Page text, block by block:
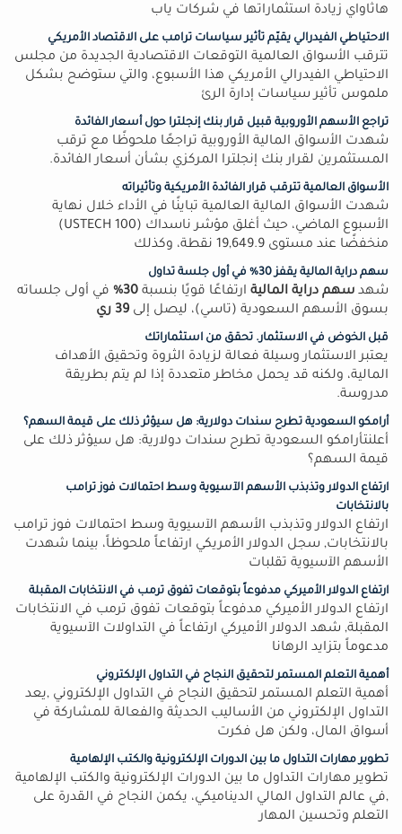
هاثاواي زيادة استثماراتها في شركات ياب
الاحتياطي الفيدرالي يقيّم تأثير سياسات ترامب على الاقتصاد الأمريكي
تترقب الأسواق العالمية التوقعات الاقتصادية الجديدة من مجلس
الاحتياطي الفيدرالي الأمريكي هذا الأسبوع، والتي ستوضح بشكل
ملموس تأثير سياسات إدارة الرئ
تراجع الأسهم الأوروبية قبيل قرار بنك إنجلترا حول أسعار الفائدة
شهدت الأسواق المالية الأوروبية تراجعًا ملحوظًا مع ترقب
المستثمرين لقرار بنك إنجلترا المركزي بشأن أسعار الفائدة.
الأسواق العالمية تترقب قرار الفائدة الأمريكية وتأثيراته
شهدت الأسواق المالية العالمية تباينًا في الأداء خلال نهاية
الأسبوع الماضي، حيث أغلق مؤشر ناسداك (USTECH 100)
منخفضًا عند مستوى 19,649.9 نقطة، وكذلك
سهم دراية المالية يقفز 30% في أول جلسة تداول
شهد سهم دراية المالية ارتفاعًا قويًا بنسبة 30%
في أولى جلساته
بسوق الأسهم السعودية (تاسي)، ليصل إلى 39 ري
قبل الخوض في الاستثمار. تحقق من استثماراتك
يعتبر الاستثمار وسيلة فعالة لزيادة الثروة وتحقيق الأهداف
المالية، ولكنه قد يحمل مخاطر متعددة إذا لم يتم بطريقة
مدروسة.
أرامكو السعودية تطرح سندات دولارية: هل سيؤثر ذلك على قيمة السهم؟
أعلنتأرامكو السعودية تطرح سندات دولارية: هل سيؤثر ذلك على
قيمة السهم؟
ارتفاع الدولار وتذبذب الأسهم الآسيوية وسط احتمالات فوز ترامب
بالانتخابات
ارتفاع الدولار وتذبذب الأسهم الآسيوية وسط احتمالات فوز ترامب
بالانتخابات, سجل الدولار الأمريكي ارتفاعاً ملحوظاً، بينما شهدت
الأسهم الآسيوية تقلبات
ارتفاع الدولار الأميركي مدفوعاً بتوقعات تفوق ترمب في الانتخابات المقبلة
ارتفاع الدولار الأميركي مدفوعاً بتوقعات تفوق ترمب في الانتخابات
المقبلة, شهد الدولار الأميركي ارتفاعاً في التداولات الآسيوية
مدعوماً بتزايد الرهانا
أهمية التعلم المستمر لتحقيق النجاح في التداول الإلكتروني
أهمية التعلم المستمر لتحقيق النجاح في التداول الإلكتروني ,يعد
التداول الإلكتروني من الأساليب الحديثة والفعالة للمشاركة في
أسواق المال، ولكن هل فكرت
تطوير مهارات التداول ما بين الدورات الإلكترونية والكتب الإلهامية
تطوير مهارات التداول ما بين الدورات الإلكترونية والكتب الإلهامية
,في عالم التداول المالي الديناميكي، يكمن النجاح في القدرة على
التعلم وتحسين المهار